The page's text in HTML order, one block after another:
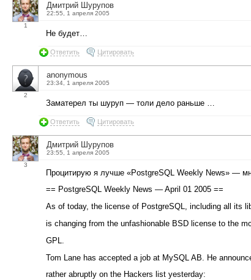
1
Дмитрий Шурупов
22:55, 1 апреля 2005
Не будет…
Ответить Цитировать
2
anonymous
23:34, 1 апреля 2005
Заматерел ты шуруп — толи дело раньше …
Ответить Цитировать
3
Дмитрий Шурупов
23:55, 1 апреля 2005
Процитирую я лучше «PostgreSQL Weekly News» —
== PostgreSQL Weekly News — April 01 2005 ==
As of today, the license of PostgreSQL, including all its
is changing from the unfashionable BSD license to the
GPL.
Tom Lane has accepted a job at MySQL AB. He
rather abruptly on the Hackers list yesterday: